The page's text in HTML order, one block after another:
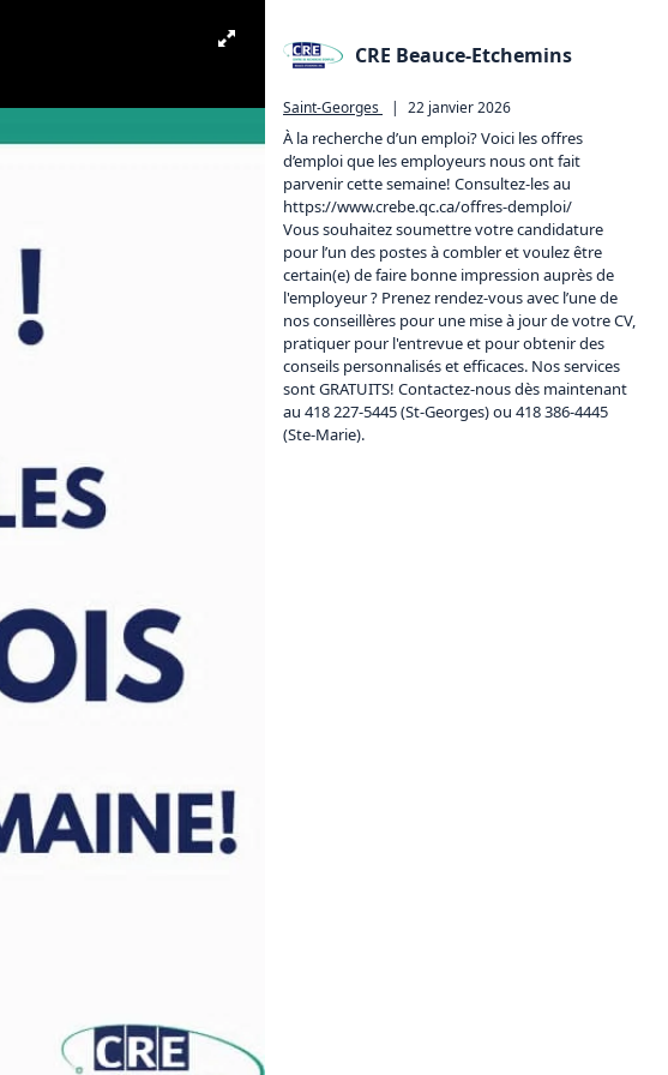
CRE Beauce-Etchemins
Saint-Georges | 22 janvier 2026
À la recherche d’un emploi? Voici les offres
d’emploi que les employeurs nous ont fait
parvenir cette semaine! Consultez-les au
https://www.crebe.qc.ca/offres-demploi/
Vous souhaitez soumettre votre candidature
pour l’un des postes à combler et voulez être
certain(e) de faire bonne impression auprès de
l'employeur ? Prenez rendez-vous avec l’une de
nos conseillères pour une mise à jour de votre CV,
pratiquer pour l'entrevue et pour obtenir des
conseils personnalisés et efficaces. Nos services
sont GRATUITS! Contactez-nous dès maintenant
au 418 227-5445 (St-Georges) ou 418 386-4445
(Ste-Marie).